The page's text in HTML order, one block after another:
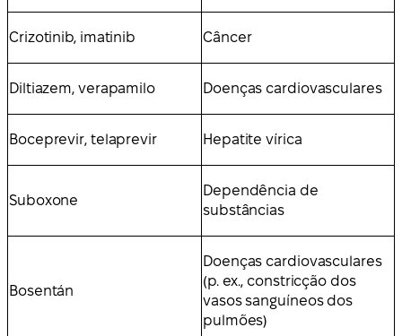
Crizotinib, imatinib Câncer
Diltiazem, verapamilo Doenças cardiovasculares
Boceprevir, telaprevir Hepatite vírica
Suboxone
Dependência de
substâncias
Bosentán
Doenças cardiovasculares
(p. ex., constricção dos
vasos sanguíneos dos
pulmões)